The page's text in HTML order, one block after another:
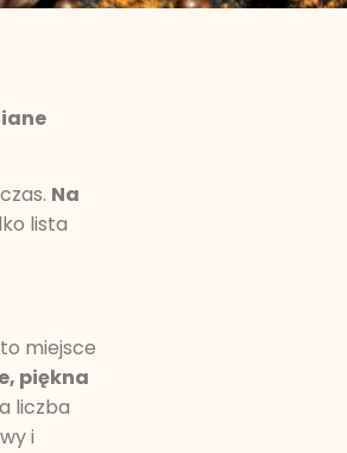
Na
lista
miejsce
piękna
liczba
i